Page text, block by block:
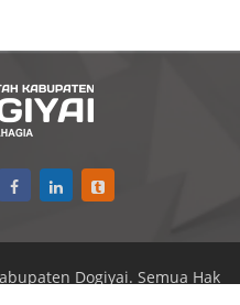
Dogiyai. Semua Hak